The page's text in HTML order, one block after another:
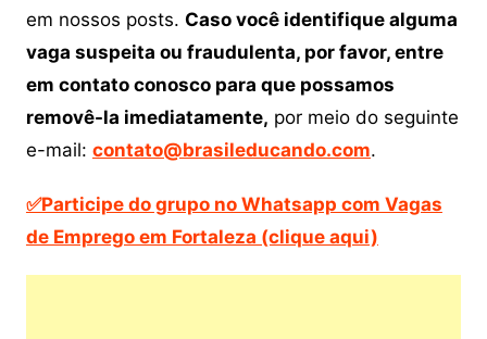
em nossos posts. Caso você identifique alguma
vaga suspeita ou fraudulenta, por favor, entre
em contato conosco para que possamos
removê-la imediatamente, por meio do seguinte
e-mail: contato@brasileducando.com.
✅Participe do grupo no Whatsapp com Vagas
de Emprego em Fortaleza (clique aqui)